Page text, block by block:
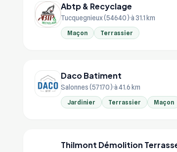
Abtp & Recyclage
Tucquegnieux (54640) à 31.1 km
Maçon Terrassier
Daco Batiment
Salonnes (57170) à 41.6 km
Jardinier Terrassier Maçon
Thilmont Démolition